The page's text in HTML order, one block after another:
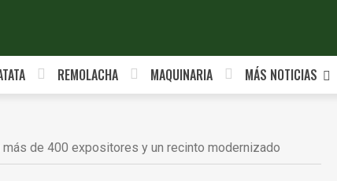
REMOLACHA MAQUINARIA MÁS NOTICIAS
de 400 expositores y un recinto modernizado